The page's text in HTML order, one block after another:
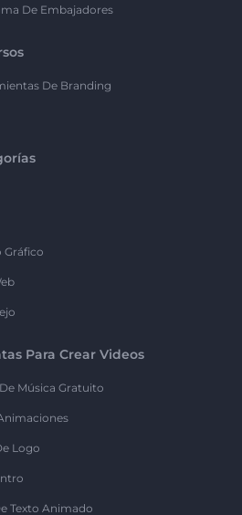
De Embajadores
De Branding
Gráfico
Para Crear Videos
Música Gratuito
Logo
Texto Animado